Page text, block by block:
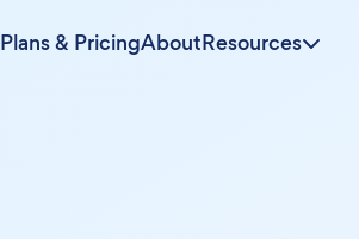
Plans & PricingAboutResources